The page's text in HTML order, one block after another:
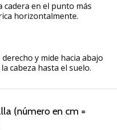
cadera en el punto más
horizontalmente.
y mide hacia abajo
cabeza hasta el suelo.
(número en cm =